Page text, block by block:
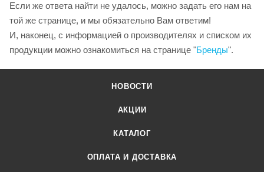
Если же ответа найти не удалось, можно задать его нам на
той же странице, и мы обязательно Вам ответим!
И, наконец, с информацией о производителях и списком их
продукции можно ознакомиться на странице "Бренды".
НОВОСТИ
АКЦИИ
КАТАЛОГ
ОПЛАТА И ДОСТАВКА